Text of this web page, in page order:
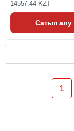
14557.44 KZT
Сатып алу
1